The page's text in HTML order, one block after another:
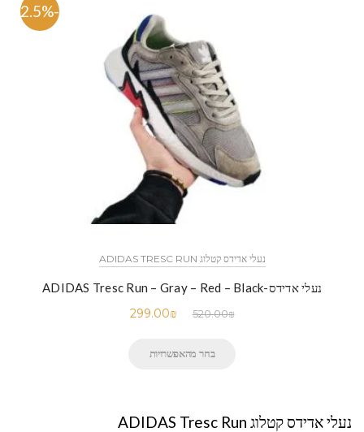
-42.5%
נעלי אדידס קטלוג ADIDAS TRESC RUN
נעלי אדידס-ADIDAS Tresc Run – Gray – Red – Black
520.00₪
299.00₪
בחר מהאפשרויות
נעלי אדידס קטלוג ADIDAS Tresc Run